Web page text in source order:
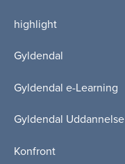
highlight
Gyldendal
Gyldendal e-Learning
Gyldendal Uddannelse
Konfront